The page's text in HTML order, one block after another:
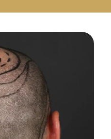
Svenska